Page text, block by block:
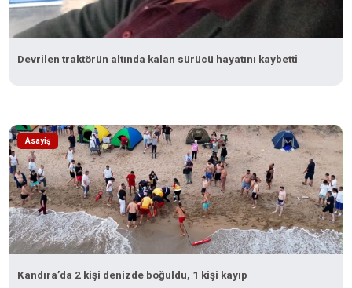
Devrilen traktörün altında kalan sürücü hayatını kaybetti
Asayiş
Kandıra’da 2 kişi denizde boğuldu, 1 kişi kayıp